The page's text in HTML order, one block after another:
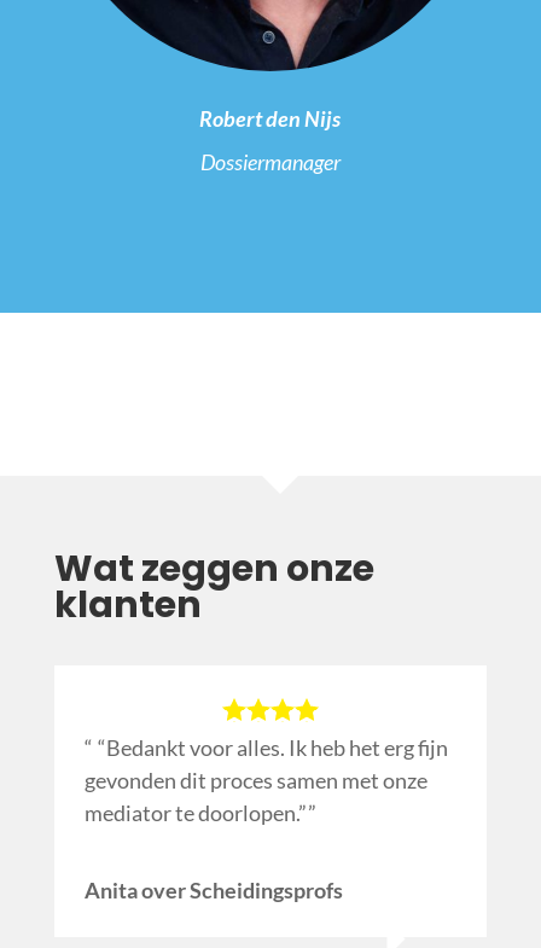
Robert den Nijs
Dossiermanager
Wat zeggen onze
klanten
“Bedankt voor alles. Ik heb het erg fijn
gevonden dit proces samen met onze
mediator te doorlopen.”
Anita over Scheidingsprofs